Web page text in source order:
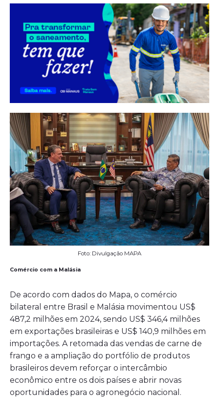
Foto: Divulgação MAPA
Comércio com a Malásia
De acordo com dados do Mapa, o comércio
bilateral entre Brasil e Malásia movimentou US$
487,2 milhões em 2024, sendo US$ 346,4 milhões
em exportações brasileiras e US$ 140,9 milhões em
importações. A retomada das vendas de carne de
frango e a ampliação do portfólio de produtos
brasileiros devem reforçar o intercâmbio
econômico entre os dois países e abrir novas
oportunidades para o agronegócio nacional.